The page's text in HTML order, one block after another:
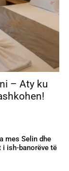
– Aty ku
mes Selin dhe
i ish-banorëve të